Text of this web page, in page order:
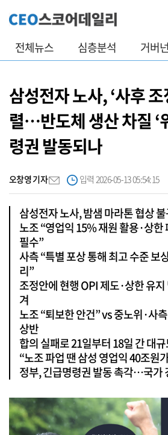
전체뉴스 심층분석 거버
삼성전자 노사, ‘사후 조
렬…반도체 생산 차질 ‘
령권 발동되나
오창영 기자 입력 2026-05-13 05:54:15
삼성전자 노사, 밤샘 마라톤 협상
노조 “영업익 15% 재원 활용·상
필수”
사측 “특별 포상 통해 최고 수준
리”
조정안에 현행 OPI 제도·상한 유
겨
노조 “퇴보한 안건” vs 중노위·사
상반
합의 실패로 21일부터 18일 간 대
“노조 파업 땐 삼성 영업익 40조원
정부, 긴급명령권 발동 촉각…국가